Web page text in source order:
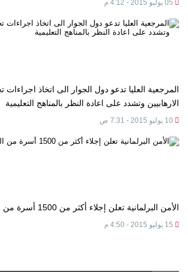
المرجعية العليا تدعو دول الجوار الى اتخاذ
الارهابيين وتشدد على اعادة النظر بالمناهج التعليمية
الأمن البرلمانية تعلن إجلاء أكثر من 1500 أسرة من الفلوجة